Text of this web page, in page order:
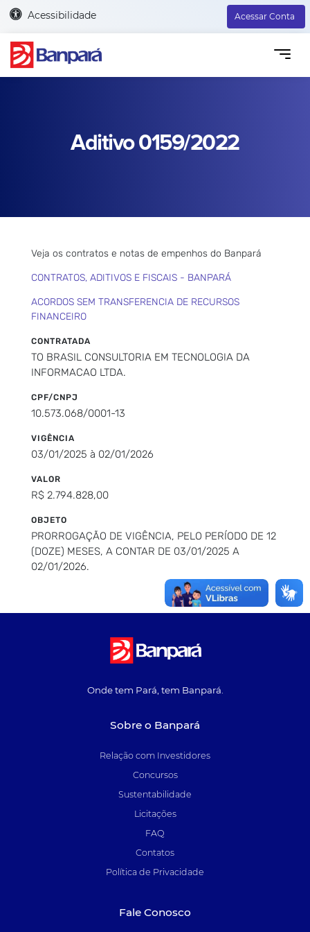
Acessibilidade Acessar Conta
Aditivo 0159/2022
Veja os contratos e notas de empenhos do Banpará
CONTRATOS, ADITIVOS E FISCAIS - BANPARÁ
ACORDOS SEM TRANSFERENCIA DE RECURSOS
FINANCEIRO
CONTRATADA
TO BRASIL CONSULTORIA EM TECNOLOGIA DA
INFORMACAO LTDA.
CPF/CNPJ
10.573.068/0001-13
VIGÊNCIA
03/01/2025 à 02/01/2026
VALOR
R$ 2.794.828,00
OBJETO
PRORROGAÇÃO DE VIGÊNCIA, PELO PERÍODO DE 12
(DOZE) MESES, A CONTAR DE 03/01/2025 A
02/01/2026.
Onde tem Pará, tem Banpará.
Sobre o Banpará
Relação com Investidores
Concursos
Sustentabilidade
Licitações
FAQ
Contatos
Política de Privacidade
Fale Conosco